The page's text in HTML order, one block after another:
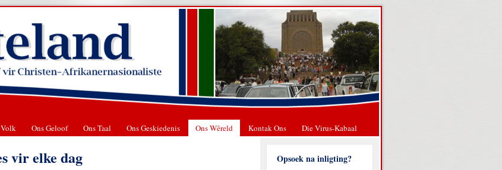
Ons Geloof Ons Taal Ons Geskiedenis Ons Wêreld Kontak Ons Die Virus-Kabaal
vir elke dag Opsoek na inligting?